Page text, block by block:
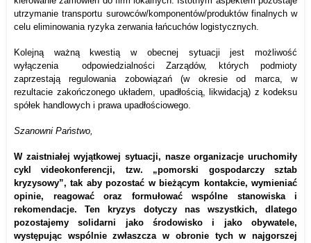
utrzymanie transportu surowców/komponentów/produktów finalnych w
celu eliminowania ryzyka zerwania łańcuchów logistycznych.
Kolejną ważną kwestią w obecnej sytuacji jest możliwość
wyłączenia
odpowiedzialności Zarządów, których podmioty
zaprzestają regulowania zobowiązań (w okresie od marca, w
rezultacie zakończonego układem, upadłością, likwidacją) z kodeksu
spółek handlowych i prawa upadłościowego.
Szanowni Państwo,
W zaistniałej wyjątkowej sytuacji, nasze organizacje uruchomiły
cykl videokonferencji, tzw. „pomorski gospodarczy sztab
kryzysowy”, tak aby pozostać w bieżącym kontakcie, wymieniać
opinie, reagować oraz formułować wspólne stanowiska i
rekomendacje. Ten kryzys dotyczy nas wszystkich, dlatego
pozostajemy solidarni jako środowisko i jako obywatele,
występując wspólnie zwłaszcza w obronie tych w najgorszej